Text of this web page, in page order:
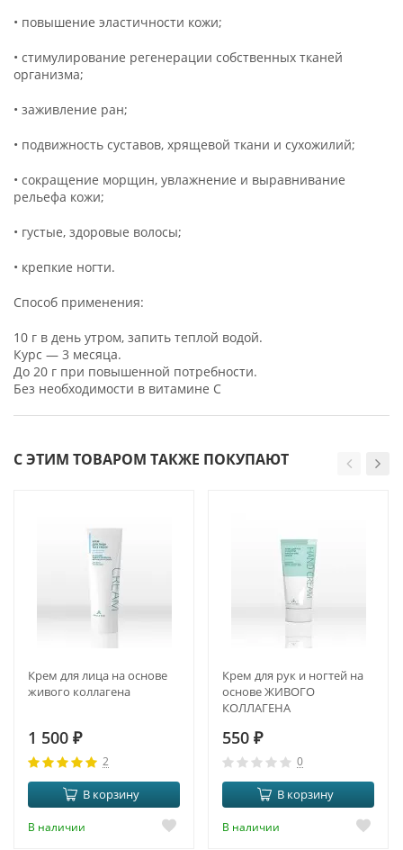
• повышение эластичности кожи;
• стимулирование регенерации собственных тканей
организма;
• заживление ран;
• подвижность суставов, хрящевой ткани и сухожилий;
• сокращение морщин, увлажнение и выравнивание
рельефа кожи;
• густые, здоровые волосы;
• крепкие ногти.
Способ применения:
10 г в день утром, запить теплой водой.
Курс — 3 месяца.
До 20 г при повышенной потребности.
Без необходимости в витамине C
С ЭТИМ ТОВАРОМ ТАКЖЕ ПОКУПАЮТ
Крем для лица на основе
живого коллагена
1 500 ₽
2
В корзину
В наличии
Крем для рук и ногтей на
основе ЖИВОГО
КОЛЛАГЕНА
550 ₽
0
В корзину
В наличии